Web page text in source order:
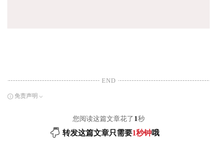
END
免责声明
您阅读这篇文章花了 1秒
转发这篇文章只需要1秒钟哦